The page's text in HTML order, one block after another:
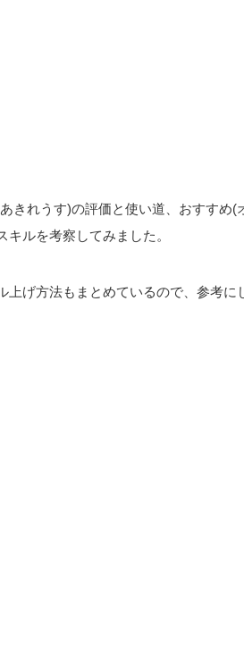
きれうす)の評価と使い道、おすすめ(
ルを考察してみました。
げ方法もまとめているので、参考に